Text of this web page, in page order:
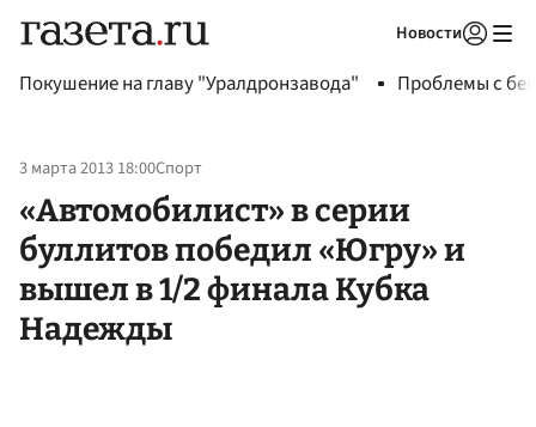
Новости
Покушение на главу "Уралдронзавода" Проблемы с
3 марта 2013 18:00Спорт
«Автомобилист» в серии
буллитов победил «Югру» и
вышел в 1/2 финала Кубка
Надежды